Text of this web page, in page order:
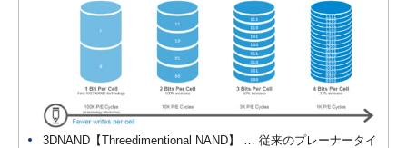
3DNAND【Threedimentional NAND】 … 従来のプレーナータイ